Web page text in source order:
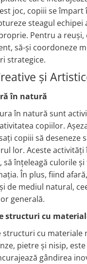
joc, copiii se împart
steagul echipei
Pentru a
să-și coordoneze
strategice.
și
în natură
în natură sunt
copiilor.
copiii să deseneze
lor. Aceste activități
să înțeleagă culorile și
În plus, fiind
de mediul natural,
generală.
structuri cu
structuri cu materiale
pietre și nisip,
gândirea